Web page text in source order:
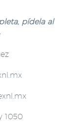
pídela al
1050